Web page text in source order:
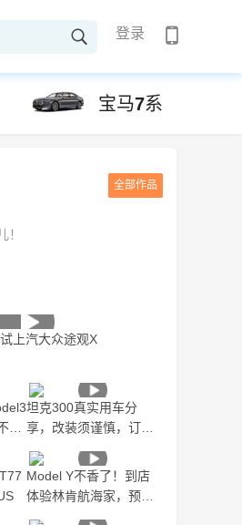
登录
宝马7系
全部作品
！
上汽大众途观X
坦克300真实用车分
享，改装须谨慎，订车
等半年【观冬煮
VLOG】
Model Y不香了！到店
体验林肯航海家，预售
30万起！